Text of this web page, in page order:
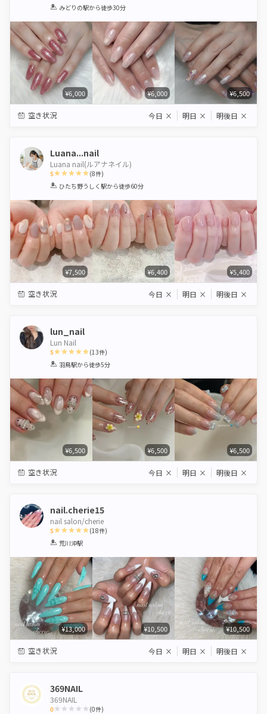
1 2 3 4 5
みどりの駅から徒歩30分
¥6,000 ¥6,000 ¥6,500
空き状況 今日 × 明日 × 明後日 ×
Luana...nail
Luana nail(ルアナネイル)
5
1 2 3 4 5
(8件)
ひたち野うしく駅から徒歩60分
¥7,500 ¥6,400 ¥5,400
空き状況 今日 × 明日 × 明後日 ×
lun_nail
Lun Nail
5
1 2 3 4 5
(13件)
羽鳥駅から徒歩5分
¥6,500 ¥6,500 ¥6,500
空き状況 今日 × 明日 × 明後日 ×
nail.cherie15
nail salon/cherie
5
1 2 3 4 5
(18件)
荒川沖駅
¥13,000 ¥10,500 ¥10,500
空き状況 今日 × 明日 × 明後日 ×
369NAIL
369NAIL
0 (0件)